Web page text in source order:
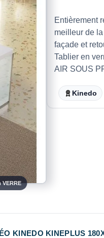
VERRE
Entièrement
meilleur de
façade et
Tablier en
AIR SOUS
Kinedo
KINEDO KINEPLUS